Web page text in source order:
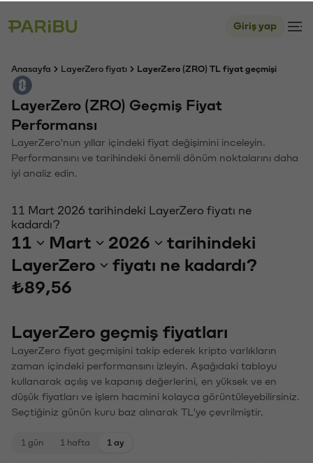
Giriş yap
Anasayfa LayerZero fiyatı LayerZero (ZRO) TL fiyat geçmişi
LayerZero (ZRO) Geçmiş Fiyat
Performansı
LayerZero'nun yıllar içindeki fiyat değişimini inceleyin.
Performansını ve tarihindeki önemli dönüm noktalarını daha
iyi analiz edin.
11 Mart 2026 tarihindeki LayerZero fiyatı ne
kadardı?
11 Mart 2026
tarihindeki
LayerZero
fiyatı ne kadardı?
₺89,56
LayerZero geçmiş fiyatları
LayerZero fiyat geçmişini takip ederek kripto varlıkların
zaman içindeki performansını izleyin. Aşağıdaki tabloyu
kullanarak açılış ve kapanış değerlerini, en yüksek ve en
düşük fiyatları ve işlem hacmini kolayca görüntüleyebilirsiniz.
Seçtiğiniz günün kuru baz alınarak TL'ye çevrilmiştir.
1 gün 1 hafta 1 ay